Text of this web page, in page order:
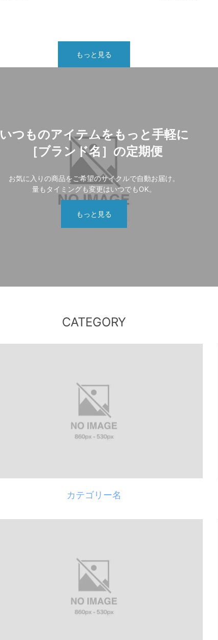
もっと見る
いつものアイテムをもっと手軽に
［ブランド名］の定期便
お気に入りの商品をご希望のサイクルで自動お届け。
量もタイミングも変更はいつでもOK。
もっと見る
CATEGORY
カテゴリー名